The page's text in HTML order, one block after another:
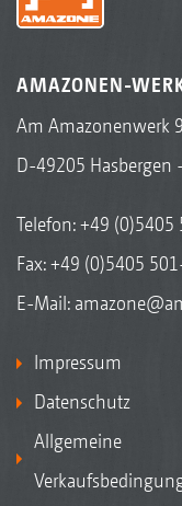
AMAZONEN-
Am Amazonenwerk
D-49205 Hasbergen
Telefon:+49 (0)5405
Fax: +49 (0)5405
E-Mail:
Impressum
Datenschutz
Allgemeine